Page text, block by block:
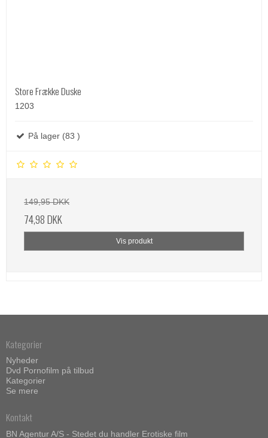
Store Frække Duske
1203
På lager (83 )
149,95 DKK
74,98 DKK
Vis produkt
Kategorier
Nyheder
Dvd Pornofilm på tilbud
Kategorier
Se mere
Kontakt
BN Agentur A/S - Stedet du handler Erotiske film